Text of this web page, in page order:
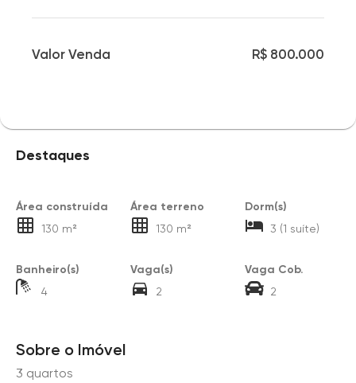
Valor Venda R$ 800.000
Destaques
Área construída
130 m²
Área terreno
130 m²
Dorm(s)
3 (1 suíte)
Banheiro(s)
4
Vaga(s)
2
Vaga Cob.
2
Sobre o Imóvel
3 quartos